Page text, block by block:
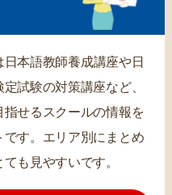
日本語教師養成講座や日
試験の対策講座など、
指せるスクールの情報を
です。エリア別にまとめ
も見やすいです。